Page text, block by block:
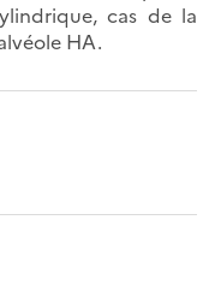
cas de la
HA.